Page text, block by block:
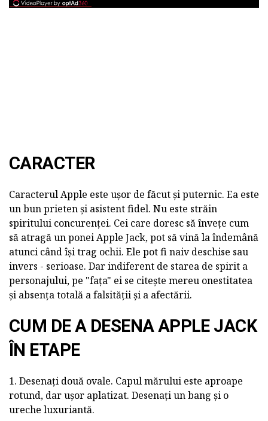
CARACTER
Caracterul Apple este ușor de făcut și puternic. Ea este
un bun prieten și asistent fidel. Nu este străin
spiritului concurenței. Cei care doresc să învețe cum
să atragă un ponei Apple Jack, pot să vină la îndemână
atunci când își trag ochii. Ele pot fi naiv deschise sau
invers - serioase. Dar indiferent de starea de spirit a
personajului, pe "fața" ei se citește mereu onestitatea
și absența totală a falsității și a afectării.
CUM DE A DESENA APPLE JACK
ÎN ETAPE
1. Desenați două ovale. Capul mărului este aproape
rotund, dar ușor aplatizat. Desenați un bang și o
ureche luxuriantă.